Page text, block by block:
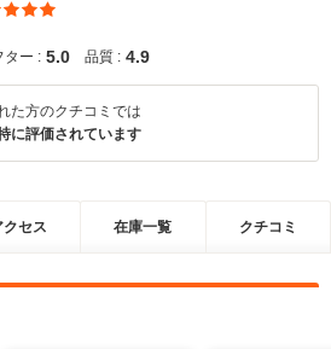
ター : 5.0 品質 : 4.9
た方のクチコミでは
に評価されています
セス 在庫一覧 クチコミ